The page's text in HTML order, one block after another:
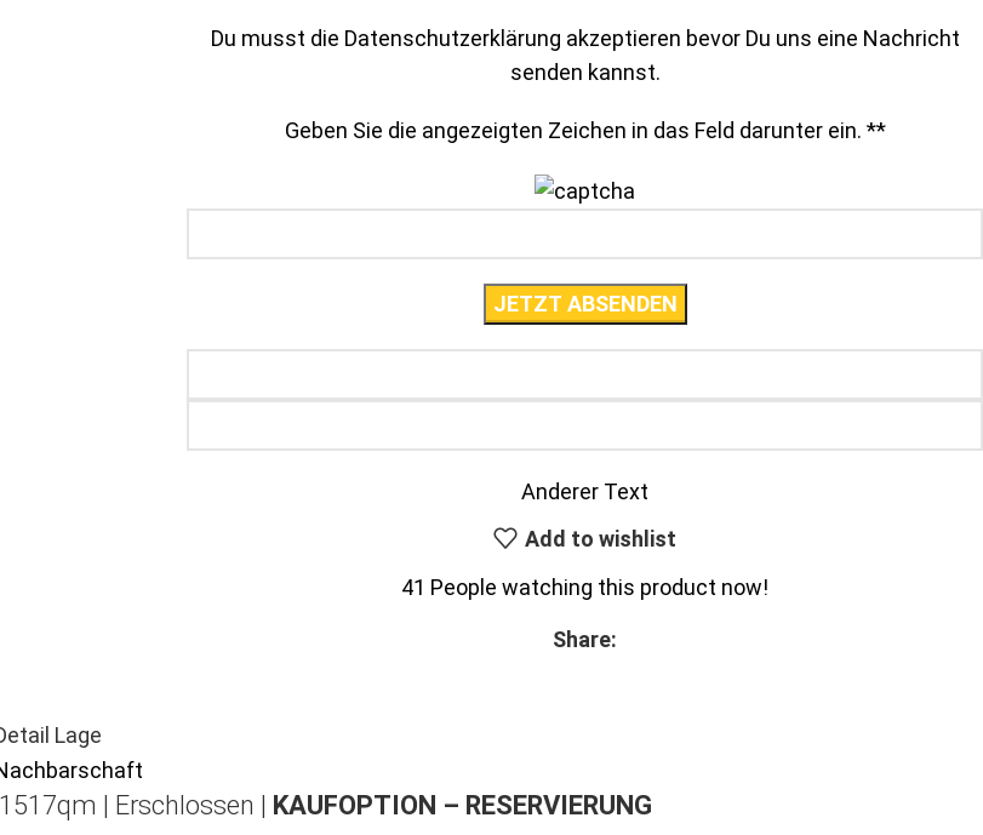
Du musst die Datenschutzerklärung akzeptieren bevor Du uns eine Nachricht
senden kannst.
Geben Sie die angezeigten Zeichen in das Feld darunter ein. **
Anderer Text
Add to wishlist
41 People watching this product now!
Share:
| Erschlossen | KAUFOPTION – RESERVIERUNG